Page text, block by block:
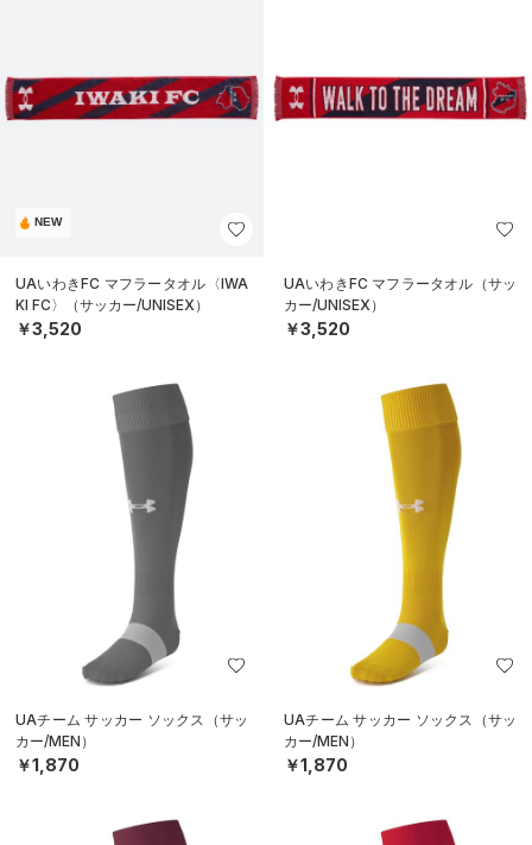
NEW
UAいわきFC マフラータオル〈IWA
KI FC〉（サッカー/UNISEX）
￥3,520
UAいわきFC マフラータオル（サッ
カー/UNISEX）
￥3,520
UAチーム サッカー ソックス（サッ
カー/MEN）
￥1,870
UAチーム サッカー ソックス（サッ
カー/MEN）
￥1,870